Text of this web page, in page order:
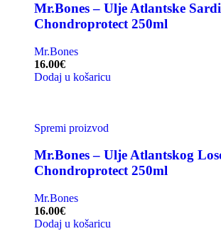
Mr.Bones – Ulje Atlantske
Chondroprotect 250ml
Mr.Bones
16.00€
Dodaj u košaricu
Spremi proizvod
Mr.Bones – Ulje Atlantskog
Chondroprotect 250ml
Mr.Bones
16.00€
Dodaj u košaricu